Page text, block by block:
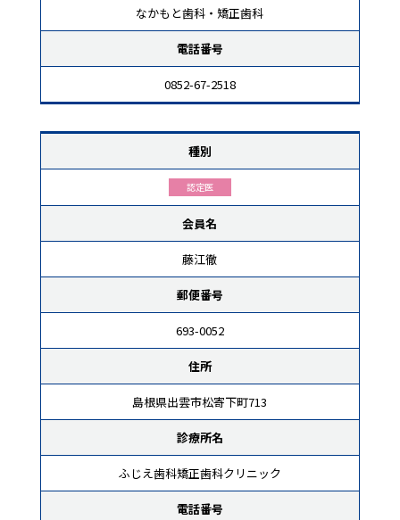
なかもと歯科・矯正歯科
電話番号
0852-67-2518
種別
認定医
会員名
藤江徹
郵便番号
693-0052
住所
島根県出雲市松寄下町713
診療所名
ふじえ歯科矯正歯科クリニック
電話番号